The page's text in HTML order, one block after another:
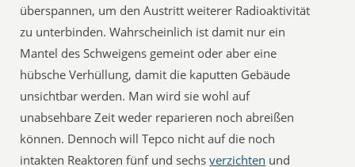
überspannen, um den Austritt weiterer Radioaktivität
zu unterbinden. Wahrscheinlich ist damit nur ein
Mantel des Schweigens gemeint oder aber eine
hübsche Verhüllung, damit die kaputten Gebäude
unsichtbar werden. Man wird sie wohl auf
unabsehbare Zeit weder reparieren noch abreißen
können. Dennoch will Tepco nicht auf die noch
intakten Reaktoren fünf und sechsverzichten und